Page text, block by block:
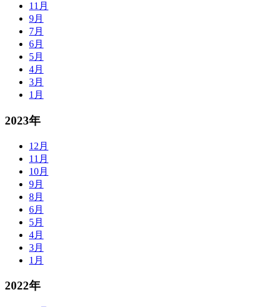
11月
9月
7月
6月
5月
4月
3月
1月
2023年
12月
11月
10月
9月
8月
6月
5月
4月
3月
1月
2022年